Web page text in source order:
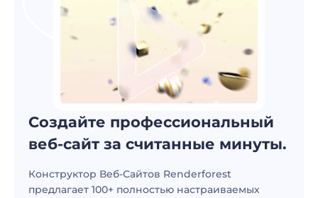
Создайте профессиональный
веб-сайт за считанные минуты.
Конструктор Веб-Сайтов Renderforest
предлагает 100+ полностью настраиваемых